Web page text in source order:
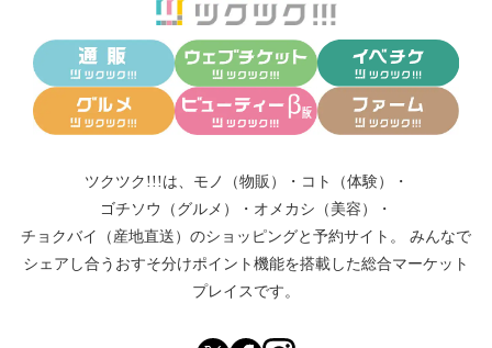
ツクツク!!!は、 モノ（物販） ・ コト（体験）
・
ゴチソウ（グルメ）
・ オメカシ（美容）
・
チョクバイ（産地直送） のショッピングと予約サイト。
みんなで
シェアし合う おすそ分けポイント機能を搭載した総合マーケット
プレイスです。